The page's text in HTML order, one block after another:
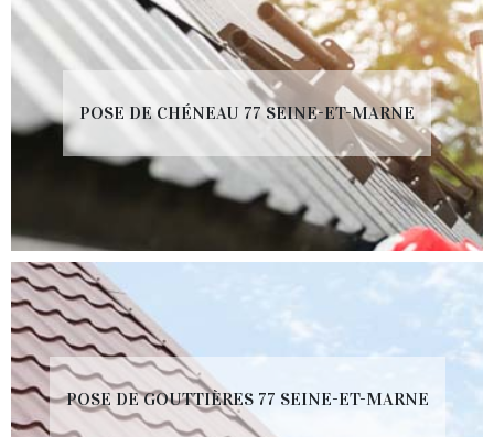
POSE DE CHÉNEAU 77 SEINE-ET-MARNE
POSE DE GOUTTIÈRES 77 SEINE-ET-MARNE